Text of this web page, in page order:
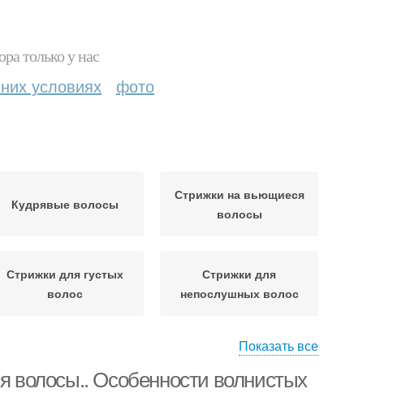
только у нас
условиях фото
Кудрявые волосы
Стрижки на вьющиеся
волосы
Стрижки для густых
волос
Стрижки для
непослушных волос
Показать все
волосы.. Особенности волнистых